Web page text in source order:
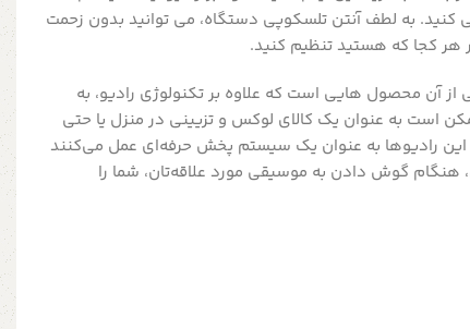
کنید. به لطف آنتن تلسکوپی دستگاه، می توانید بدون زحمت
هر کجا که هستید تنظیم کنید.
شارژی و کلاسیک 8076 یکی از آن محصول هایی است که علاوه بر تکنولوژی رادیو، به
است به عنوان یک کالای لوکس و تزیینی در منزل یا حتی
این رادیوها به‌ عنوان یک سیستم پخش حرفه‌ای عمل می‌کنند
هنگام گوش دادن به موسیقی مورد علاقه‌تان، شما را